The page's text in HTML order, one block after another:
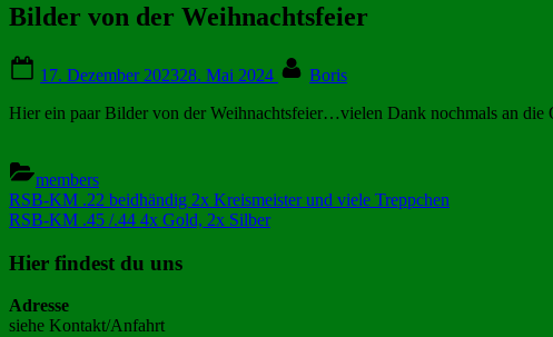
Bilder von der Weihnachtsfeier
on
17. Dezember 202328. Mai 2024
Boris
Hier ein paar Bilder von der Weihnachtsfeier…vielen Dank nochmals an die
members
Beitragsnavigation
Previous
Post:
RSB-KM .22 beidhändig 2x Kreismeister und viele Treppchen
Next
RSB-KM .45 /.44 4x Gold, 2x Silber
Hier findest du uns
Adresse
siehe Kontakt/Anfahrt